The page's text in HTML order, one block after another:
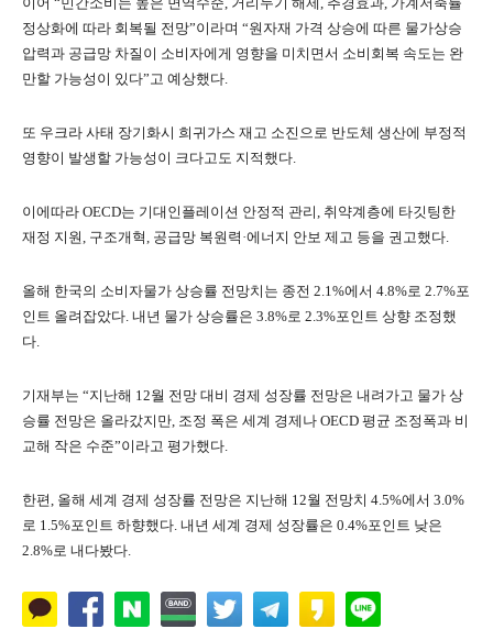
정상화에 따라 회복될 전망”이라며 “원자재 가격 상승에 따른 물가상승
압력과 공급망 차질이 소비자에게 영향을 미치면서 소비회복 속도는 완
만할 가능성이 있다”고 예상했다.
또 우크라 사태 장기화시 희귀가스 재고 소진으로 반도체 생산에 부정적
영향이 발생할 가능성이 크다고도 지적했다.
이에따라 OECD는 기대인플레이션 안정적 관리, 취약계층에 타깃팅한
재정 지원, 구조개혁, 공급망 복원력·에너지 안보 제고 등을 권고했다.
올해 한국의 소비자물가 상승률 전망치는 종전 2.1%에서 4.8%로 2.7%포
인트 올려잡았다. 내년 물가 상승률은 3.8%로 2.3%포인트 상향 조정했
다.
기재부는 “지난해 12월 전망 대비 경제 성장률 전망은 내려가고 물가 상
승률 전망은 올라갔지만, 조정 폭은 세계 경제나 OECD 평균 조정폭과 비
교해 작은 수준”이라고 평가했다.
한편, 올해 세계 경제 성장률 전망은 지난해 12월 전망치 4.5%에서 3.0%
로 1.5%포인트 하향했다. 내년 세계 경제 성장률은 0.4%포인트 낮은
2.8%로 내다봤다.